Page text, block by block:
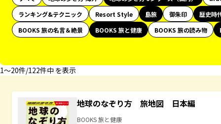
ランキング&テクニック
Resort Style 島旅 御朱印 歴史時
BOOKS 旅の名言＆絶景
BOOKS 旅と健康 BOOKS 旅の読み物
1〜20件/122件中 を表示
地球のなぞり方 旅地図 日本編
BOOKS 旅と健康